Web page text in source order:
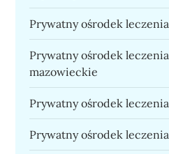
Prywatny ośrodek
Prywatny ośrodek
mazowieckie
Prywatny ośrodek
Prywatny ośrodek